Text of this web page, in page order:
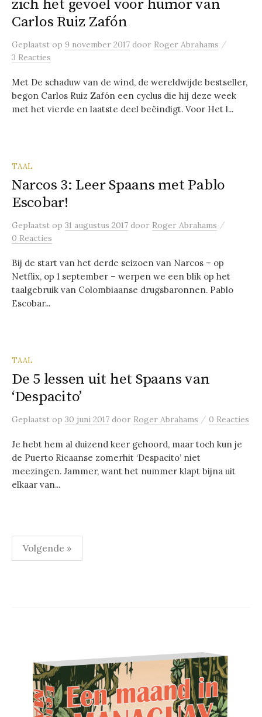
zich het gevoel voor humor van
Carlos Ruiz Zafón
Geplaatst op 9 november 2017 door Roger Abrahams /
3 Reacties
Met De schaduw van de wind, de wereldwijde bestseller,
begon Carlos Ruiz Zafón een cyclus die hij deze week
met het vierde en laatste deel beëindigt. Voor Het l...
TAAL
Narcos 3: Leer Spaans met Pablo
Escobar!
Geplaatst op 31 augustus 2017 door Roger Abrahams /
0 Reacties
Bij de start van het derde seizoen van Narcos – op
Netflix, op 1 september – werpen we een blik op het
taalgebruik van Colombiaanse drugsbaronnen. Pablo
Escobar...
TAAL
De 5 lessen uit het Spaans van
‘Despacito’
Geplaatst op 30 juni 2017 door Roger Abrahams / 0 Reacties
Je hebt hem al duizend keer gehoord, maar toch kun je
de Puerto Ricaanse zomerhit ‘Despacito’ niet
meezingen. Jammer, want het nummer klapt bijna uit
elkaar van...
Berichten
paginering
Volgende »